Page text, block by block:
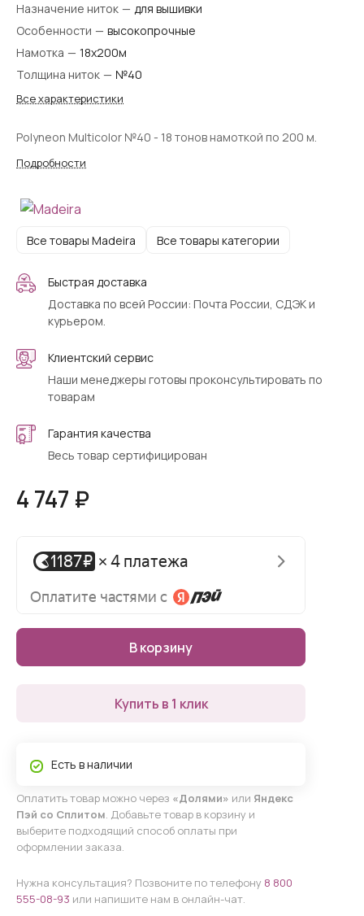
Назначение ниток — для вышивки
Особенности — высокопрочные
Намотка — 18х200м
Толщина ниток — №40
Все характеристики
Polyneon Multicolor №40 - 18 тонов намоткой по 200 м.
Подробности
Все товары Madeira Все товары категории
Быстрая доставка
Доставка по всей России: Почта России, СДЭК и
курьером.
Клиентский сервис
Наши менеджеры готовы проконсультировать по
товарам
Гарантия качества
Весь товар сертифицирован
4 747 ₽
В корзину
Купить в 1 клик
Есть в наличии
Оплатить товар можно через «Долями» или Яндекс
Пэй со Сплитом. Добавьте товар в корзину и
выберите подходящий способ оплаты при
оформлении заказа.
Нужна консультация? Позвоните по телефону 8 800
555-08-93 или напишите нам в онлайн-чат.